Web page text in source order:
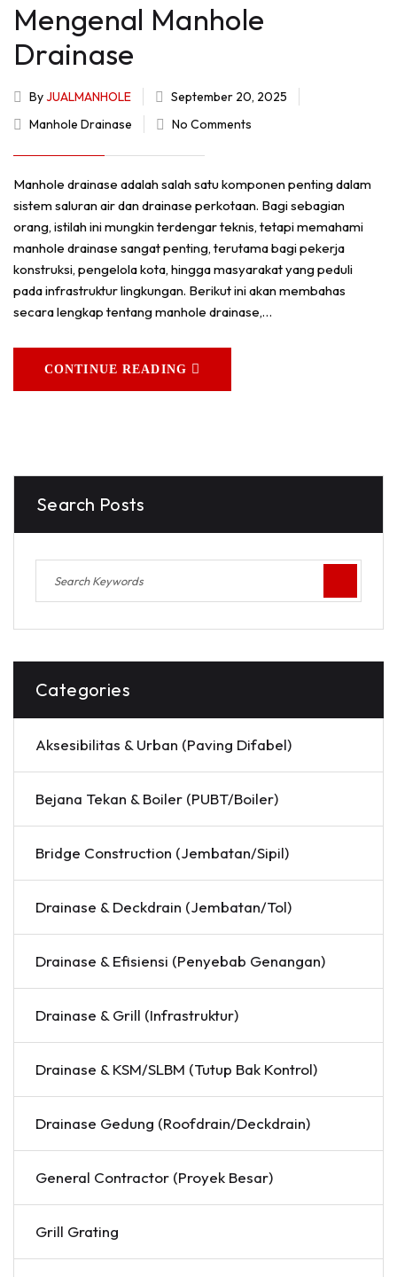
Mengenal Manhole
Drainase
ByJUALMANHOLE
September 20, 2025
Manhole Drainase
No Comments
Manhole drainase adalah salah satu komponen penting dalam
sistem saluran air dan drainase perkotaan. Bagi sebagian
orang, istilah ini mungkin terdengar teknis, tetapi memahami
manhole drainase sangat penting, terutama bagi pekerja
konstruksi, pengelola kota, hingga masyarakat yang peduli
pada infrastruktur lingkungan. Berikut ini akan membahas
secara lengkap tentang manhole drainase,…
CONTINUE READING
Search Posts
Categories
Aksesibilitas & Urban (Paving Difabel)
Bejana Tekan & Boiler (PUBT/Boiler)
Bridge Construction (Jembatan/Sipil)
Drainase & Deckdrain (Jembatan/Tol)
Drainase & Efisiensi (Penyebab Genangan)
Drainase & Grill (Infrastruktur)
Drainase & KSM/SLBM (Tutup Bak Kontrol)
Drainase Gedung (Roofdrain/Deckdrain)
General Contractor (Proyek Besar)
Grill Grating